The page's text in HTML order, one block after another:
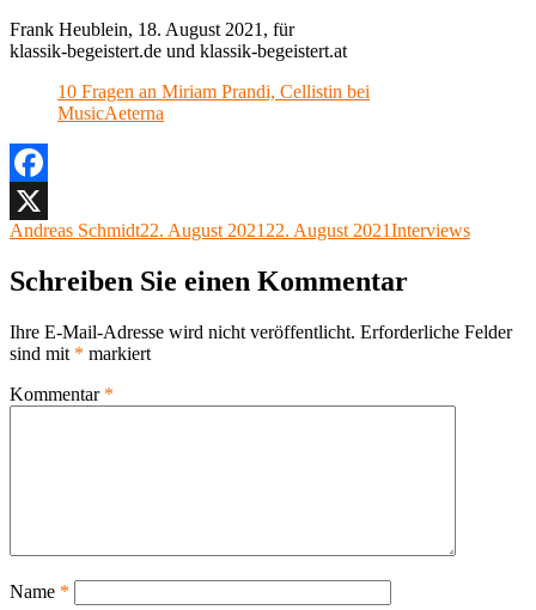
Frank Heublein, 18. August 2021, für
klassik-begeistert.de und klassik-begeistert.at
10 Fragen an Miriam Prandi, Cellistin bei
MusicAeterna
Facebook
X
Autor
Andreas SchmidtVeröffentlicht
22. August 2021 22. August 2021Kategorien
Interviews
Schreiben Sie einen Kommentar
Ihre E-Mail-Adresse wird nicht veröffentlicht. Erforderliche Felder
sind mit * markiert
Kommentar *
Name *